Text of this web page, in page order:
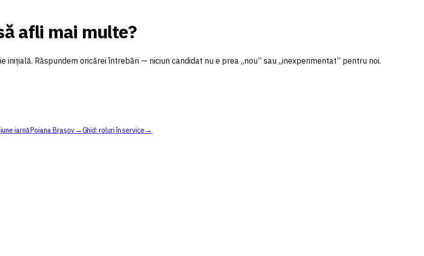
afli mai multe?
Răspundem oricărei întrebări — niciun candidat nu e prea „nou” sau „inexperimentat” pentru noi.
iarnă Poiana Brașov→Ghid: roluri în service →